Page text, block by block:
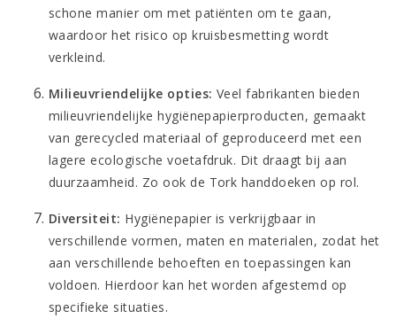
schone manier om met patiënten om te gaan,
waardoor het risico op kruisbesmetting wordt
verkleind.
Milieuvriendelijke opties: Veel fabrikanten bieden
milieuvriendelijke hygiënepapierproducten, gemaakt
van gerecycled materiaal of geproduceerd met een
lagere ecologische voetafdruk. Dit draagt bij aan
duurzaamheid. Zo ook de Tork handdoeken op rol.
Diversiteit: Hygiënepapier is verkrijgbaar in
verschillende vormen, maten en materialen, zodat het
aan verschillende behoeften en toepassingen kan
voldoen. Hierdoor kan het worden afgestemd op
specifieke situaties.